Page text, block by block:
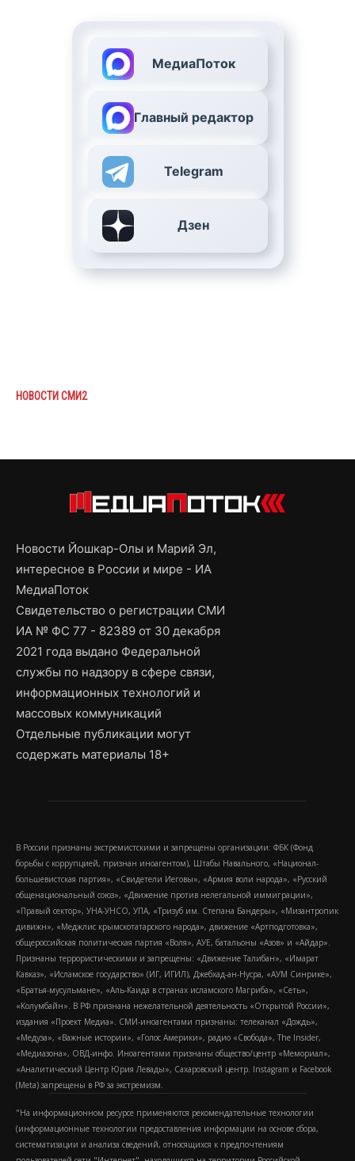
МедиаПоток
Главный редактор
Telegram
Дзен
НОВОСТИ СМИ2
Новости Йошкар-Олы и Марий Эл,
интересное в России и мире - ИА
МедиаПоток
Свидетельство о регистрации СМИ
ИА № ФС 77 - 82389 от 30 декабря
2021 года выдано Федеральной
службы по надзору в сфере связи,
информационных технологий и
массовых коммуникаций
Отдельные публикации могут
содержать материалы 18+
В России признаны экстремистскими и запрещены организации: ФБК (Фонд
борьбы с коррупцией, признан иноагентом), Штабы Навального, «Национал-
большевистская партия», «Свидетели Иеговы», «Армия воли народа», «Русский
общенациональный союз», «Движение против нелегальной иммиграции»,
«Правый сектор», УНА-УНСО, УПА, «Тризуб им. Степана Бандеры», «Мизантропик
дивижн», «Меджлис крымскотатарского народа», движение «Артподготовка»,
общероссийская политическая партия «Воля», АУЕ, батальоны «Азов» и «Айдар».
Признаны террористическими и запрещены: «Движение Талибан», «Имарат
Кавказ», «Исламское государство» (ИГ, ИГИЛ), Джебхад-ан-Нусра, «АУМ Синрике»,
«Братья-мусульмане», «Аль-Каида в странах исламского Магриба», «Сеть»,
«Колумбайн». В РФ признана нежелательной деятельность «Открытой России»,
издания «Проект Медиа». СМИ-иноагентами признаны: телеканал «Дождь»,
«Медуза», «Важные истории», «Голос Америки», радио «Свобода», The Insider,
«Медиазона», ОВД-инфо. Иноагентами признаны общество/центр «Мемориал»,
«Аналитический Центр Юрия Левады», Сахаровский центр. Instagram и Facebook
(Metа) запрещены в РФ за экстремизм.
"На информационном ресурсе применяются рекомендательные технологии
(информационные технологии предоставления информации на основе сбора,
систематизации и анализа сведений, относящихся к предпочтениям